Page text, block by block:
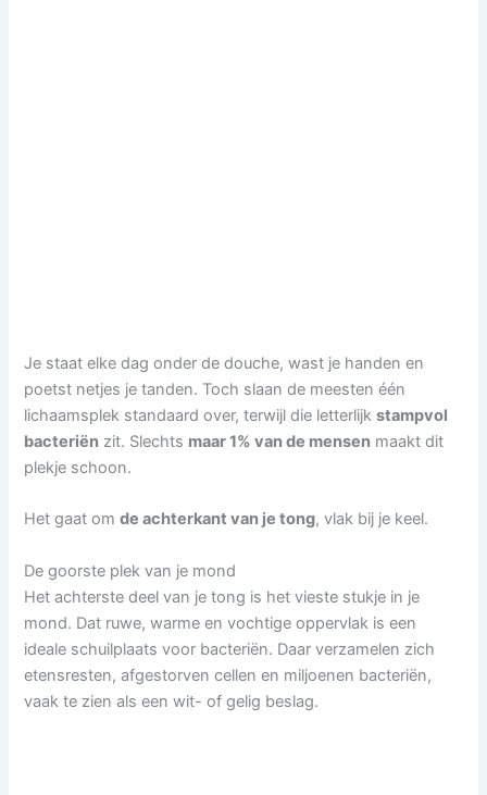
Je staat elke dag onder de douche, wast je handen en
poetst netjes je tanden. Toch slaan de meesten één
lichaamsplek standaard over, terwijl die letterlijkstampvol
bacteriën zit. Slechts maar 1% van de mensen maakt dit
plekje schoon.
Het gaat omde achterkant van je tong, vlak bij je keel.
De goorste plek van je mond
Het achterste deel van je tong is het vieste stukje in je
mond. Dat ruwe, warme en vochtige oppervlak is een
ideale schuilplaats voor bacteriën. Daar verzamelen zich
etensresten, afgestorven cellen en miljoenen bacteriën,
vaak te zien als een wit- of gelig beslag.